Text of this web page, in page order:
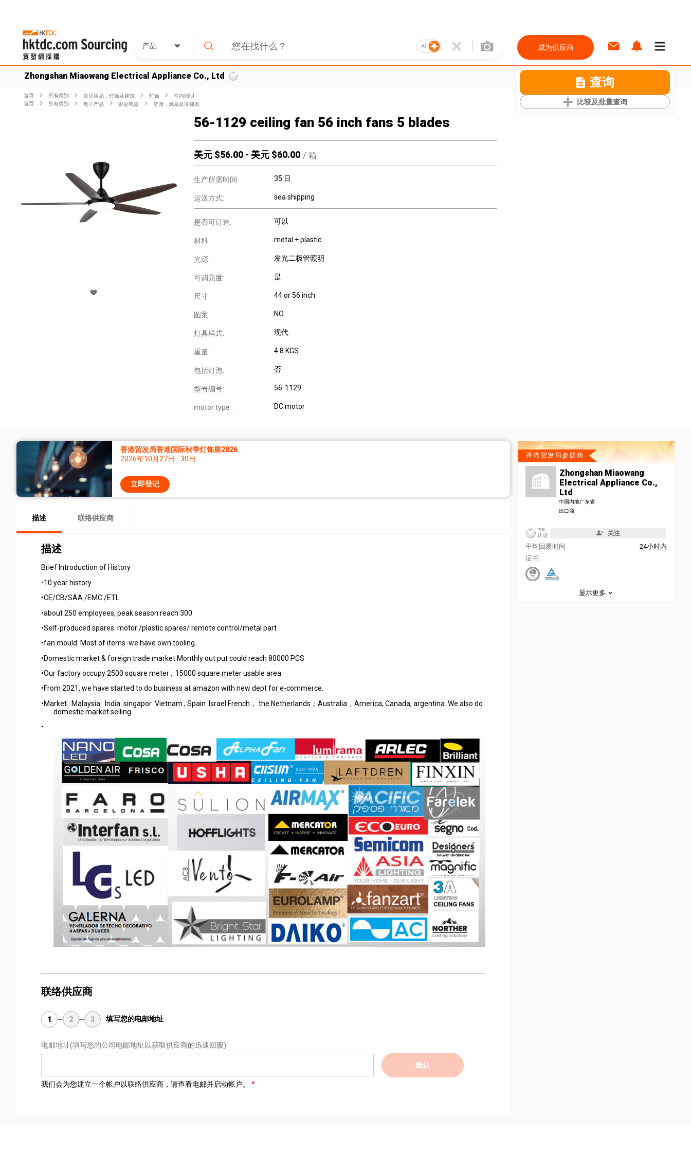
产品 AI 成为供应商
Zhongshan Miaowang Electrical Appliance Co., Ltd 查询
比较及批量查询
首页 所有类別 家居用品，灯饰及建筑 灯饰
室内照明
首页
所有类別 电子产品 家庭电器 空调，风扇及冷却器
56-1129 ceiling fan 56 inch fans 5 blades
美元 $56.00 - 美元 $60.00 / 箱
生产所需时间: 35 日
运送方式: sea shipping
是否可订造: 可以
材料: metal + plastic
光源: 发光二极管照明
可调亮度: 是
尺寸: 44 or 56 inch
图案: NO
灯具样式: 现代
重量: 4.8 KGS
包括灯泡: 否
型号编号: 56-1129
motor type : DC motor
香港贸发局香港国际秋季灯饰展2026
2026年10月27日 - 30日
立即登记
描述 联络供应商
描述
Brief Introduction of History
•10 year history
•CE/CB/SAA /EMC /ETL
•about 250 employees, peak season reach 300
•Self-produced spares: motor /plastic spares/ remote control/metal part
•fan mould: Most of items. we have own tooling.
•Domestic market & foreign trade market Monthly out put could reach 80000 PCS
•Our factory occupy 2500 square meter , 15000 square meter usable area
•From 2021, we have started to do business at amazon with new dept for e-commerce.
•Market : Malaysia India singapor Vietnam ; Spain Israel French， the Netherlands；Australia，America, Canada, argentina. We also do
domestic market selling.
•
联络供应商
1 2 3 填写您的电邮地址
电邮地址(填写您的公司电邮地址以获取供应商的迅速回覆)
确认
我们会为您建立一个帐户以联络供应商，请查看电邮并启动帐户。
香港贸发局参展商
Zhongshan Miaowang
Electrical Appliance Co.,
Ltd
中国内地广东省
出口商
关注
平均回覆时间
24小时内
证书
显示更多